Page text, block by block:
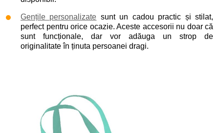
Gențile personalizate sunt un cadou practic și stilat,
perfect pentru orice ocazie. Aceste accesorii nu doar că
sunt funcționale, dar vor adăuga un strop de
originalitate în ținuta persoanei dragi.